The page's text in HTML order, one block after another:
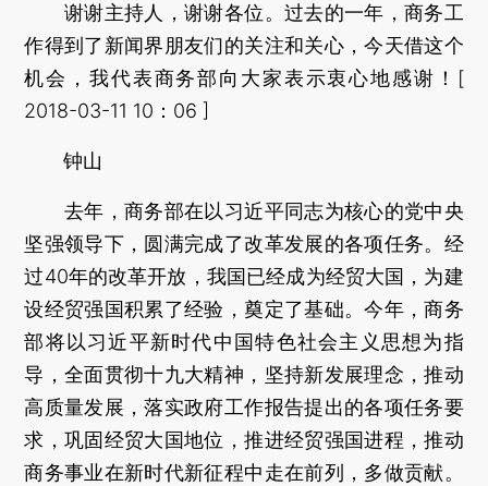
谢谢主持人，谢谢各位。过去的一年，商务工
作得到了新闻界朋友们的关注和关心，今天借这个
机会，我代表商务部向大家表示衷心地感谢！[
2018-03-11 10：06 ]
钟山
去年，商务部在以习近平同志为核心的党中央
坚强领导下，圆满完成了改革发展的各项任务。经
过40年的改革开放，我国已经成为经贸大国，为建
设经贸强国积累了经验，奠定了基础。今年，商务
部将以习近平新时代中国特色社会主义思想为指
导，全面贯彻十九大精神，坚持新发展理念，推动
高质量发展，落实政府工作报告提出的各项任务要
求，巩固经贸大国地位，推进经贸强国进程，推动
商务事业在新时代新征程中走在前列，多做贡献。